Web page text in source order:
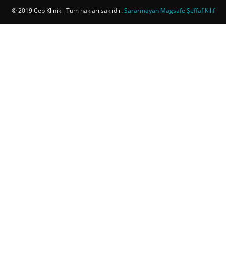
© 2019 Cep Klinik - Tüm hakları saklıdır.Sararmayan Magsafe Şeffaf Kılıf